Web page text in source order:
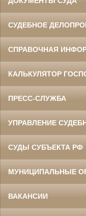
СУДЕБНОЕ
СПРАВОЧНАЯ
КАЛЬКУЛЯТОР
ПРЕСС-СЛУЖБА
УПРАВЛЕНИЕ
СУДЫ СУБЪЕКТА РФ
МУНИЦИПАЛЬНЫЕ
ВАКАНСИИ